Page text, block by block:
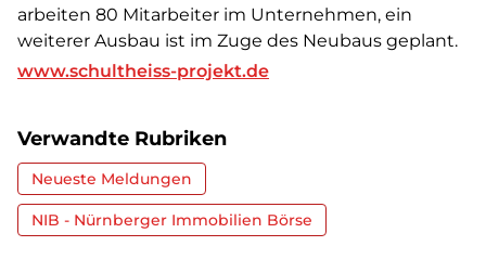
arbeiten 80 Mitarbeiter im Unternehmen, ein
weiterer Ausbau ist im Zuge des Neubaus geplant.
www.schultheiss-projekt.de
Verwandte Rubriken
Neueste Meldungen
NIB - Nürnberger Immobilien Börse